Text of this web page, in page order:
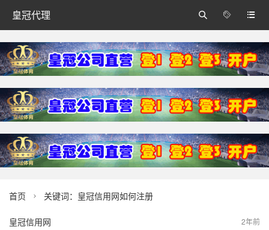
皇冠代理 


首页  关键词：皇冠信用网如何注册
2年前
皇冠信用网